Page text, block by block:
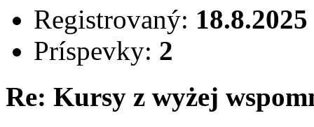
Registrovaný: 18.8.2025
Príspevky: 2
Re: Kursy z wyżej